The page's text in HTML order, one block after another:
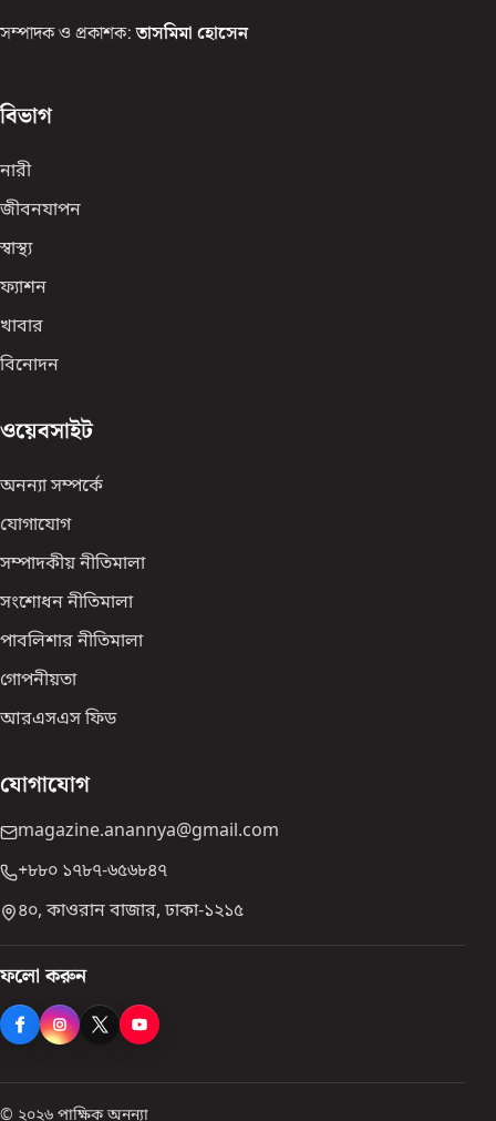
সম্পাদক ও প্রকাশক: তাসমিমা হোসেন
বিভাগ
নারী
জীবনযাপন
স্বাস্থ্য
ফ্যাশন
খাবার
বিনোদন
ওয়েবসাইট
অনন্যা সম্পর্কে
যোগাযোগ
সম্পাদকীয় নীতিমালা
সংশোধন নীতিমালা
পাবলিশার নীতিমালা
গোপনীয়তা
আরএসএস ফিড
যোগাযোগ
magazine.anannya@gmail.com
+৮৮০ ১৭৮৭-৬৫৬৮৪৭
৪০, কাওরান বাজার, ঢাকা-১২১৫
ফলো করুন
© ২০২৬ পাক্ষিক অনন্যা